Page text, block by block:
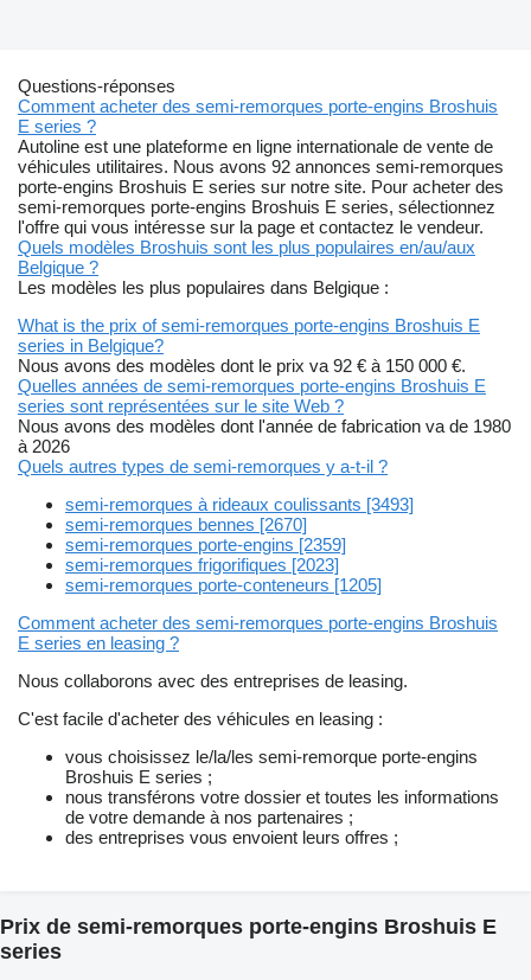
Questions-réponses
Comment acheter des semi-remorques porte-engins Broshuis
E series ?
Autoline est une plateforme en ligne internationale de vente de
véhicules utilitaires. Nous avons 92 annonces semi-remorques
porte-engins Broshuis E series sur notre site. Pour acheter des
semi-remorques porte-engins Broshuis E series, sélectionnez
l'offre qui vous intéresse sur la page et contactez le vendeur.
Quels modèles Broshuis sont les plus populaires en/au/aux
Belgique ?
Les modèles les plus populaires dans Belgique :
What is the prix of semi-remorques porte-engins Broshuis E
series in Belgique?
Nous avons des modèles dont le prix va 92 € à 150 000 €.
Quelles années de semi-remorques porte-engins Broshuis E
series sont représentées sur le site Web ?
Nous avons des modèles dont l'année de fabrication va de 1980
à 2026
Quels autres types de semi-remorques y a-t-il ?
semi-remorques à rideaux coulissants [3493]
semi-remorques bennes [2670]
semi-remorques porte-engins [2359]
semi-remorques frigorifiques [2023]
semi-remorques porte-conteneurs [1205]
Comment acheter des semi-remorques porte-engins Broshuis
E series en leasing ?
Nous collaborons avec des entreprises de leasing.
C'est facile d'acheter des véhicules en leasing :
vous choisissez le/la/les semi-remorque porte-engins
Broshuis E series ;
nous transférons votre dossier et toutes les informations
de votre demande à nos partenaires ;
des entreprises vous envoient leurs offres ;
Prix de semi-remorques porte-engins Broshuis E
series